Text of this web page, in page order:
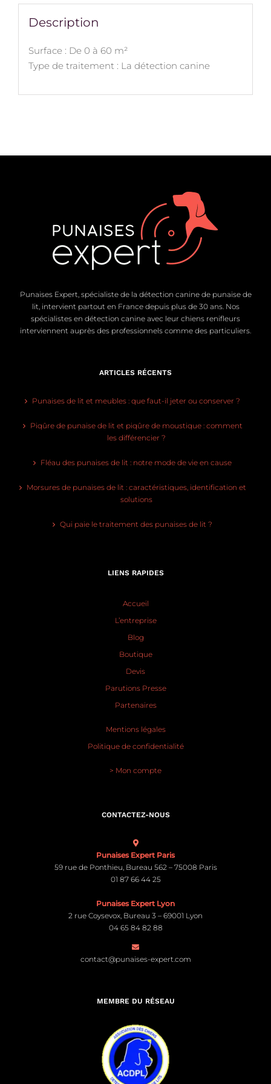
Description
Surface : De 0 à 60 m²
Type de traitement : La détection canine
Punaises Expert, spécialiste de la détection canine de punaise de
lit, intervient partout en France depuis plus de 30 ans. Nos
spécialistes en détection canine avec leur chiens renifleurs
interviennent auprès des professionnels comme des particuliers.
ARTICLES RÉCENTS
Punaises de lit et meubles : que faut-il jeter ou conserver ?
Piqûre de punaise de lit et piqûre de moustique : comment
les différencier ?
Fléau des punaises de lit : notre mode de vie en cause
Morsures de punaises de lit : caractéristiques, identification et
solutions
Qui paie le traitement des punaises de lit ?
LIENS RAPIDES
Accueil
L’entreprise
Blog
Boutique
Devis
Parutions Presse
Partenaires
Mentions légales
Politique de confidentialité
> Mon compte
CONTACTEZ-NOUS
Punaises Expert Paris
59 rue de Ponthieu, Bureau 562 – 75008 Paris
01 87 66 44 25
Punaises Expert Lyon
2 rue Coysevox, Bureau 3 – 69001 Lyon
04 65 84 82 88
contact@punaises-expert.com
MEMBRE DU RÉSEAU